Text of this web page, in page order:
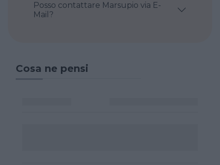
Posso contattare Marsupio via E-
Mail?
Cosa ne pensi